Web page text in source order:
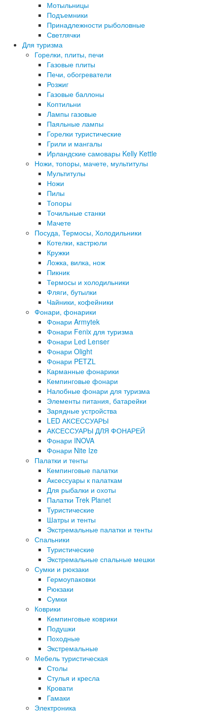
Мотыльницы
Подъемники
Принадлежности рыболовные
Светлячки
Для туризма
Горелки, плиты, печи
Газовые плиты
Печи, обогреватели
Розжиг
Газовые баллоны
Коптильни
Лампы газовые
Паяльные лампы
Горелки туристические
Грили и мангалы
Ирландские самовары Kelly Kettle
Ножи, топоры, мачете, мультитулы
Мультитулы
Ножи
Пилы
Топоры
Точильные станки
Мачете
Посуда, Термосы, Холодильники
Котелки, кастрюли
Кружки
Ложка, вилка, нож
Пикник
Термосы и холодильники
Фляги, бутылки
Чайники, кофейники
Фонари, фонарики
Фонари Armytek
Фонари Fenix для туризма
Фонари Led Lenser
Фонари Olight
Фонари PETZL
Карманные фонарики
Кемпинговые фонари
Налобные фонари для туризма
Элементы питания, батарейки
Зарядные устройства
LED АКСЕССУАРЫ
АКСЕССУАРЫ ДЛЯ ФОНАРЕЙ
Фонари INOVA
Фонари Nite Ize
Палатки и тенты
Кемпинговые палатки
Аксессуары к палаткам
Для рыбалки и охоты
Палатки Trek Planet
Туристические
Шатры и тенты
Экстремальные палатки и тенты
Спальники
Туристические
Экстремальные спальные мешки
Сумки и рюкзаки
Гермоупаковки
Рюкзаки
Сумки
Коврики
Кемпинговые коврики
Подушки
Походные
Экстремальные
Мебель туристическая
Столы
Стулья и кресла
Кровати
Гамаки
Электроника